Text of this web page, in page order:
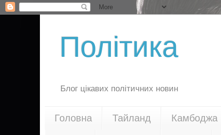
Політика
Блог цікавих політичних новин
Головна Тайланд Камбоджа